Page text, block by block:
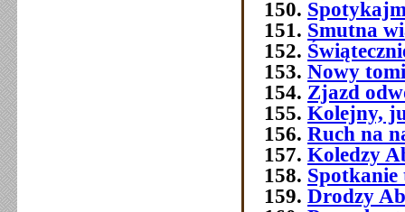
Smutna
Nowy
Zjazd
Kolejny,
Ruch na
Koledzy
Spotkanie
Drodzy